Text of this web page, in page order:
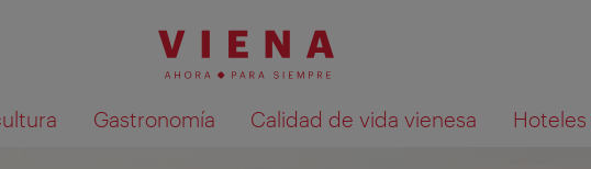
Gastronomía Calidad de vida vienesa Hoteles